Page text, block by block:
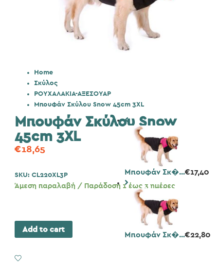
Home
Σκύλος
ΡΟΥΧΑΛΑΚΙΑ-ΑΞΕΣΟΥΑΡ
Μπουφάν Σκύλου Snow 45cm 3XL
Μπουφάν Σκ�...€17,40
Μπουφάν Σκ�...€22,80
Μπουφάν Σκύλου Snow
45cm 3XL
€18,65
SKU: CL220XL3P
Άμεση παραλαβή / Παράδοση 1 έως 3 ημέρες
Add to cart